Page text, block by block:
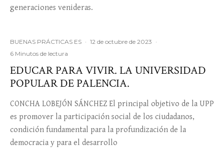
generaciones venideras.
BUENAS PRÁCTICAS ES · 12 de octubre de 2023 ·
6 Minutos de lectura
EDUCAR PARA VIVIR. LA UNIVERSIDAD
POPULAR DE PALENCIA.
CONCHA LOBEJÓN SÁNCHEZ El principal objetivo de la UPP
es promover la participación social de los ciudadanos,
condición fundamental para la profundización de la
democracia y para el desarrollo